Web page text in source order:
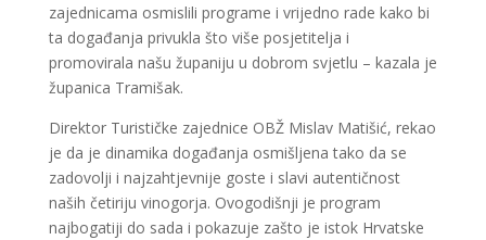
zajednicama osmislili programe i vrijedno rade kako bi
ta događanja privukla što više posjetitelja i
promovirala našu županiju u dobrom svjetlu – kazala je
županica Tramišak.
Direktor Turističke zajednice OBŽ Mislav Matišić, rekao
je da je dinamika događanja osmišljena tako da se
zadovolji i najzahtjevnije goste i slavi autentičnost
naših četiriju vinogorja. Ovogodišnji je program
najbogatiji do sada i pokazuje zašto je istok Hrvatske